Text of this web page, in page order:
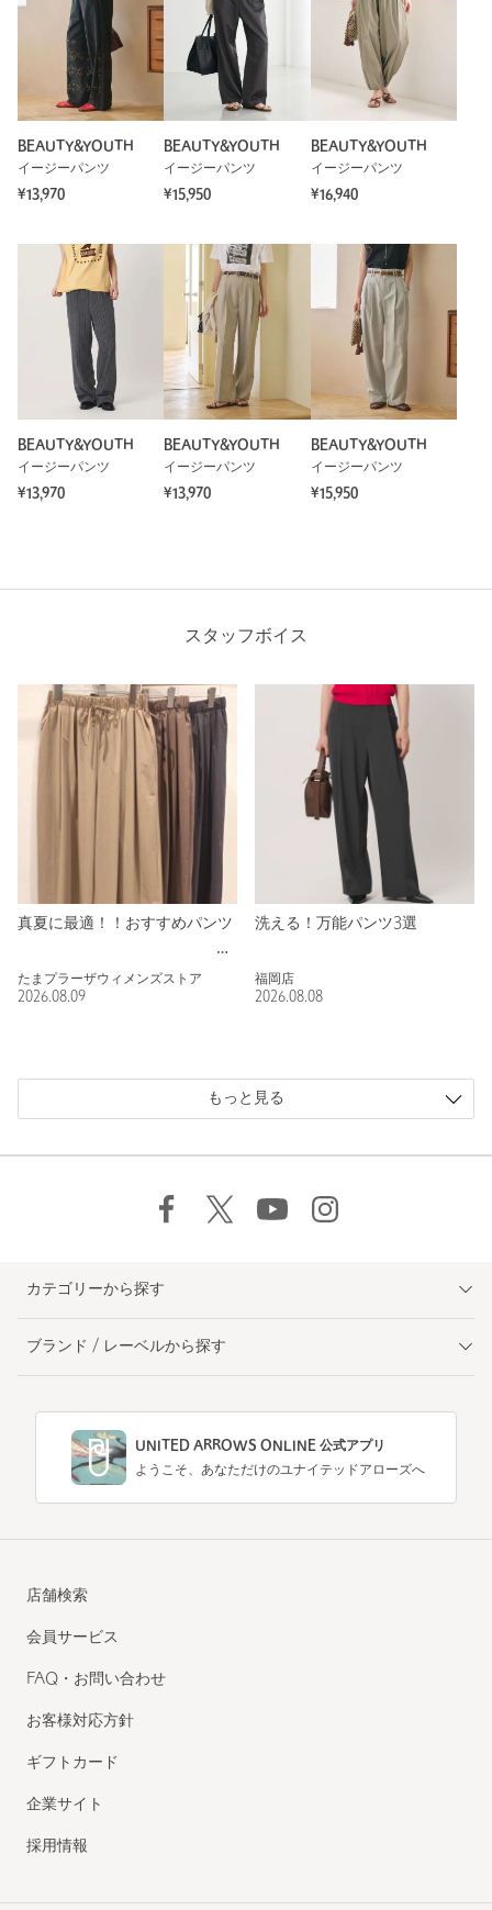
BEAUTY&YOUTH
イージーパンツ
¥13,970
BEAUTY&YOUTH
イージーパンツ
¥15,950
BEAUTY&YOUTH
イージーパンツ
¥16,940
BEAUTY&YOUTH
イージーパンツ
¥13,970
BEAUTY&YOUTH
イージーパンツ
¥13,970
BEAUTY&YOUTH
イージーパンツ
¥15,950
スタッフボイス
真夏に最適！！おすすめパンツ
たまプラーザウィメンズストア
2026.08.09
洗える！万能パンツ3選
福岡店
2026.08.08
もっと見る
カテゴリーから探す
ブランド / レーベルから探す
UNITED ARROWS ONLINE 公式アプリ
ようこそ、あなただけのユナイテッドアローズへ
店舗検索
会員サービス
FAQ・お問い合わせ
お客様対応方針
ギフトカード
企業サイト
採用情報